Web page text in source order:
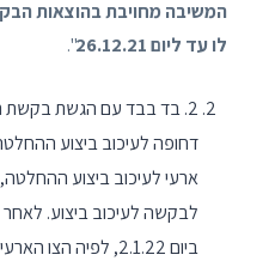
לו עד ליום 26.12.21
".
2. בד בבד עם הגשת בקשת
ארעי לעיכוב ביצוע
לבקשה לעיכוב ביצוע.
ביום 2.1.22, לפיה